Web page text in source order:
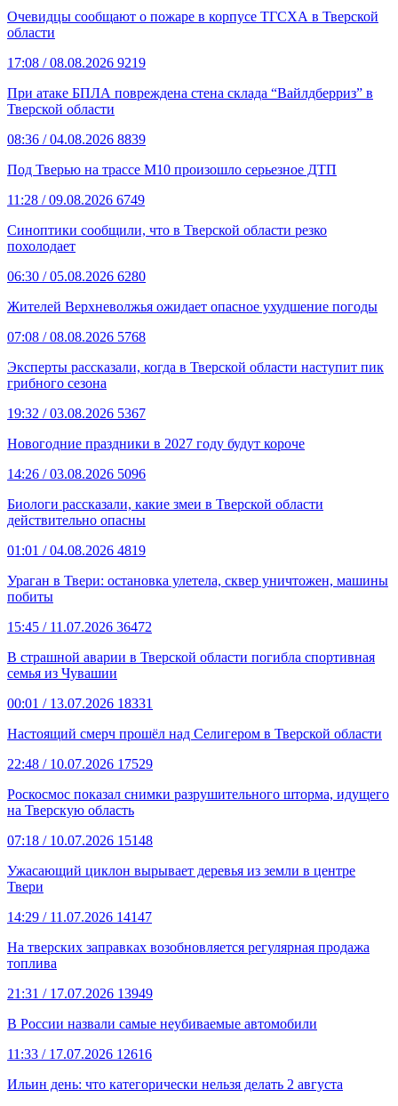
Очевидцы сообщают о пожаре в корпусе ТГСХА в Тверской
области
17:08 / 08.08.2026 9219
При атаке БПЛА повреждена стена склада “Вайлдберриз” в
Тверской области
08:36 / 04.08.2026 8839
Под Тверью на трассе М10 произошло серьезное ДТП
11:28 / 09.08.2026 6749
Синоптики сообщили, что в Тверской области резко
похолодает
06:30 / 05.08.2026 6280
Жителей Верхневолжья ожидает опасное ухудшение погоды
07:08 / 08.08.2026 5768
Эксперты рассказали, когда в Тверской области наступит пик
грибного сезона
19:32 / 03.08.2026 5367
Новогодние праздники в 2027 году будут короче
14:26 / 03.08.2026 5096
Биологи рассказали, какие змеи в Тверской области
действительно опасны
01:01 / 04.08.2026 4819
Ураган в Твери: остановка улетела, сквер уничтожен, машины
побиты
15:45 / 11.07.2026 36472
В страшной аварии в Тверской области погибла спортивная
семья из Чувашии
00:01 / 13.07.2026 18331
Настоящий смерч прошёл над Селигером в Тверской области
22:48 / 10.07.2026 17529
Роскосмос показал снимки разрушительного шторма, идущего
на Тверскую область
07:18 / 10.07.2026 15148
Ужасающий циклон вырывает деревья из земли в центре
Твери
14:29 / 11.07.2026 14147
На тверских заправках возобновляется регулярная продажа
топлива
21:31 / 17.07.2026 13949
В России назвали самые неубиваемые автомобили
11:33 / 17.07.2026 12616
Ильин день: что категорически нельзя делать 2 августа